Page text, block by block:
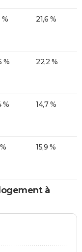
% 21,6 %
% 22,2 %
% 14,7 %
15,9 %
à